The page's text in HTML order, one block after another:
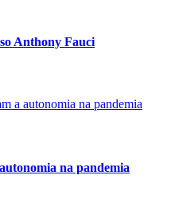
Anthony Fauci
na pandemia